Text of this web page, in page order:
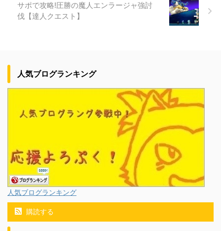
サポで攻略!圧勝の魔人エンラージャ強討
伐【達人クエスト】
人気ブログランキング
人気ブログランキング
購読する